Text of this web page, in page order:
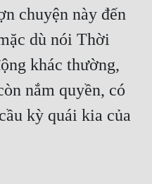
chuyện này đến
dù nói Thời
khác thường,
nắm quyền, có
kỳ quái kia của